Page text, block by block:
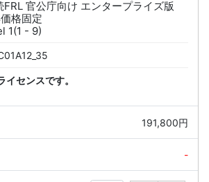
官公庁向け エンタープライズ版
格固定
1(1 - 9)
センスです。
191,800円
-